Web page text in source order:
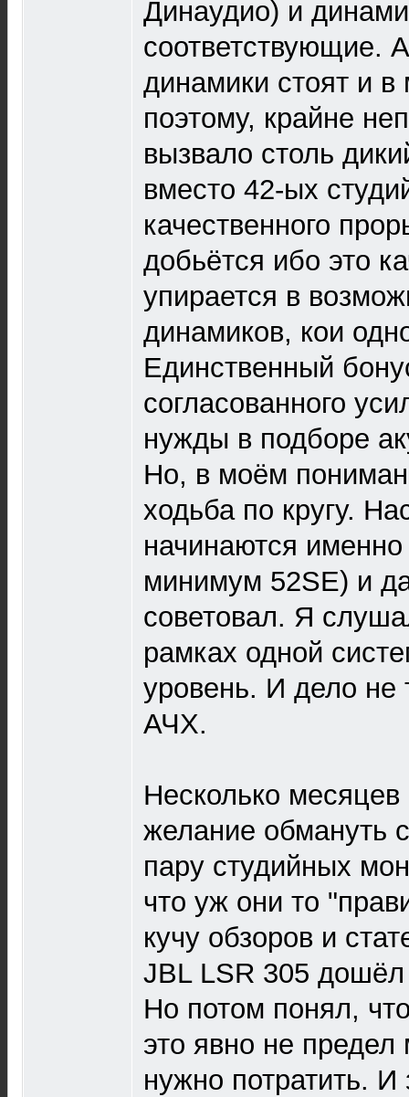
Динаудио) и
соответствующие.
динамики стоят и
поэтому, крайне
вызвало столь
вместо 42-ых
качественного
добьётся ибо это
упирается в
динамиков, кои
Единственный
согласованного
нужды в подборе
Но, в моём
ходьба по кругу.
начинаются
минимум 52SE) и
советовал. Я
рамках одной
уровень. И дело не
АЧХ.
Несколько
желание обмануть
пару студийных
что уж они то
кучу обзоров и
JBL LSR 305
Но потом понял,
это явно не предел
нужно потратить. И